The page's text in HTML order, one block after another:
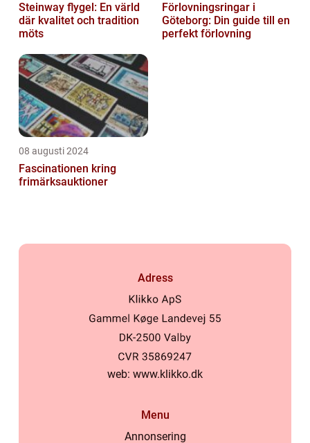
Steinway flygel: En värld
där kvalitet och tradition
möts
Förlovningsringar i
Göteborg: Din guide till en
perfekt förlovning
08 augusti 2024
Fascinationen kring
frimärksauktioner
Adress
web: www.klikko.dk
Menu
Annonsering